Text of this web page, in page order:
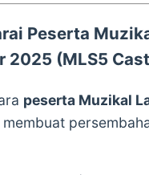
Peserta
2025 (MLS5
peserta Muzikal